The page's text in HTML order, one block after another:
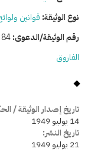
نوع الوثيقة: قوانين
رقم الوثيقة/الدعوى:84
الفاروق
تاريخ إصدار الوثيقة /
14 يوليو 1949
تاريخ النشر:
21 يوليو 1949